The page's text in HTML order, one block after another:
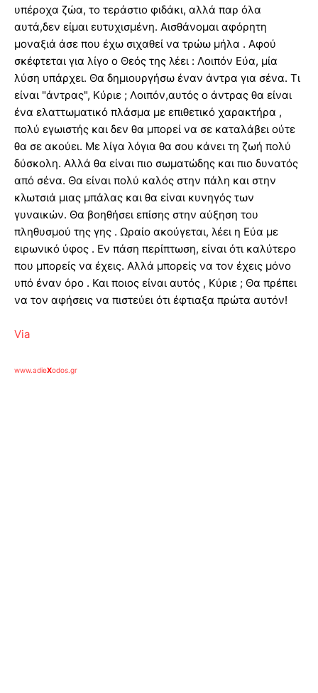
υπέροχα ζώα, το τεράστιο φιδάκι, αλλά παρ όλα
αυτά,δεν είμαι ευτυχισμένη. Αισθάνομαι αφόρητη
μοναξιά άσε που έχω σιχαθεί να τρώω μήλα . Αφού
σκέφτεται για λίγο ο Θεός της λέει : Λοιπόν Εύα, μία
λύση υπάρχει. Θα δημιουργήσω έναν άντρα για σένα. Τι
είναι "άντρας", Κύριε ; Λοιπόν,αυτός ο άντρας θα είναι
ένα ελαττωματικό πλάσμα με επιθετικό χαρακτήρα ,
πολύ εγωιστής και δεν θα μπορεί να σε καταλάβει ούτε
θα σε ακούει. Με λίγα λόγια θα σου κάνει τη ζωή πολύ
δύσκολη. Αλλά θα είναι πιο σωματώδης και πιο δυνατός
από σένα. Θα είναι πολύ καλός στην πάλη και στην
κλωτσιά μιας μπάλας και θα είναι κυνηγός των
γυναικών. Θα βοηθήσει επίσης στην αύξηση του
πληθυσμού της γης . Ωραίο ακούγεται, λέει η Εύα με
ειρωνικό ύφος . Εν πάση περίπτωση, είναι ότι καλύτερο
που μπορείς να έχεις. Αλλά μπορείς να τον έχεις μόνο
υπό έναν όρο . Και ποιος είναι αυτός , Κύριε ; Θα πρέπει
να τον αφήσεις να πιστεύει ότι έφτιαξα πρώτα αυτόν!
Via
www.adieXodos.gr